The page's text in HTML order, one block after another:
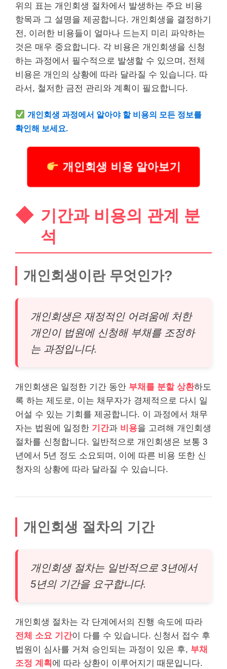
위의 표는 개인회생 절차에서 발생하는 주요 비용
항목과 그 설명을 제공합니다. 개인회생을 결정하기
전, 이러한 비용들이 얼마나 드는지 미리 파악하는
것은 매우 중요합니다. 각 비용은 개인회생을 신청
하는 과정에서 필수적으로 발생할 수 있으며, 전체
비용은 개인의 상황에 따라 달라질 수 있습니다. 따
라서, 철저한 금전 관리와 계획이 필요합니다.
개인회생 과정에서 알아야 할 비용의 모든 정보를
확인해 보세요.
개인회생 비용 알아보기
기간과 비용의 관계 분
석
개인회생이란 무엇인가?
개인회생은 재정적인 어려움에 처한
개인이 법원에 신청해 부채를 조정하
는 과정입니다.
개인회생은 일정한 기간 동안 부채를 분할 상환하도
록 하는 제도로, 이는 채무자가 경제적으로 다시 일
어설 수 있는 기회를 제공합니다. 이 과정에서 채무
자는 법원에 일정한 기간과 비용을 고려해 개인회생
절차를 신청합니다. 일반적으로 개인회생은 보통 3
년에서 5년 정도 소요되며, 이에 따른 비용 또한 신
청자의 상황에 따라 달라질 수 있습니다.
개인회생 절차의 기간
개인회생 절차는 일반적으로 3년에서
5년의 기간을 요구합니다.
개인회생 절차는 각 단계에서의 진행 속도에 따라
전체 소요 기간이 다를 수 있습니다. 신청서 접수 후
법원이 심사를 거쳐 승인되는 과정이 있은 후, 부채
조정 계획 에 따라 상환이 이루어지기 때문입니다.